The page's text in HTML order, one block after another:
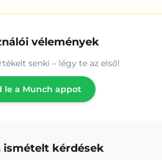
vélemények
senki – légy te az első!
le a Munch appot
ismételt kérdések